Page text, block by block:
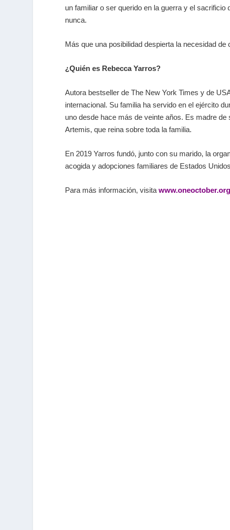
un familiar o ser querido en la guerra y el
nunca.
Más que una posibilidad despierta la necesidad
¿Quién es Rebecca Yarros?
Autora bestseller de The New York Times y de
internacional. Su familia ha servido en el ejército
uno desde hace más de veinte años. Es madre
Artemis, que reina sobre toda la familia.
En 2019 Yarros fundó, junto con su marido, la
acogida y adopciones familiares de Estados
Para más información, visita www.oneoctober.org